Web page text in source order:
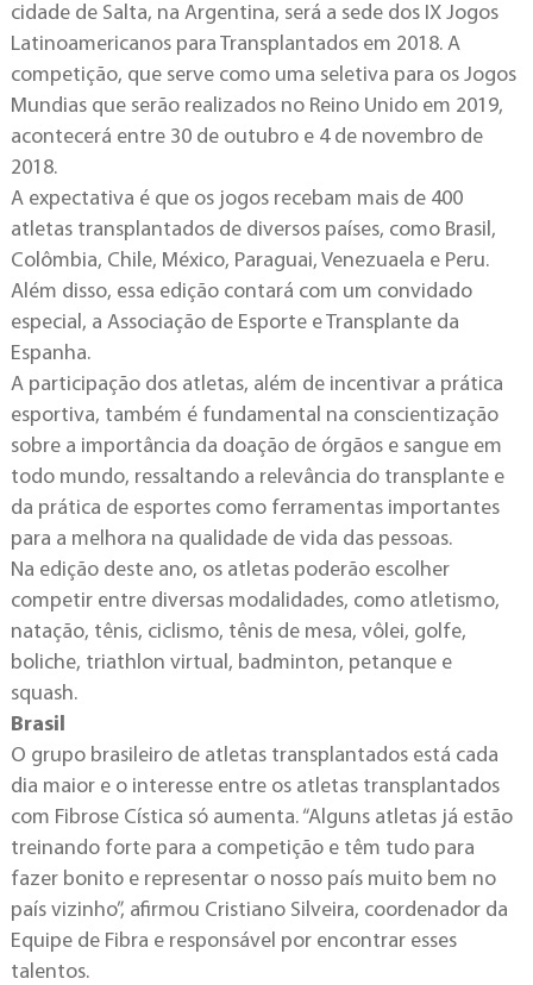
cidade de Salta, na Argentina, será a sede dos IX Jogos
Latinoamericanos para Transplantados em 2018. A
competição, que serve como uma seletiva para os Jogos
Mundias que serão realizados no Reino Unido em 2019,
acontecerá entre 30 de outubro e 4 de novembro de
2018.
A expectativa é que os jogos recebam mais de 400
atletas transplantados de diversos países, como Brasil,
Colômbia, Chile, México, Paraguai, Venezuaela e Peru.
Além disso, essa edição contará com um convidado
especial, a Associação de Esporte e Transplante da
Espanha.
A participação dos atletas, além de incentivar a prática
esportiva, também é fundamental na conscientização
sobre a importância da doação de órgãos e sangue em
todo mundo, ressaltando a relevância do transplante e
da prática de esportes como ferramentas importantes
para a melhora na qualidade de vida das pessoas.
Na edição deste ano, os atletas poderão escolher
competir entre diversas modalidades, como atletismo,
natação, tênis, ciclismo, tênis de mesa, vôlei, golfe,
boliche, triathlon virtual, badminton, petanque e
squash.
Brasil
O grupo brasileiro de atletas transplantados está cada
dia maior e o interesse entre os atletas transplantados
com Fibrose Cística só aumenta. “Alguns atletas já estão
treinando forte para a competição e têm tudo para
fazer bonito e representar o nosso país muito bem no
país vizinho”, afirmou Cristiano Silveira, coordenador da
Equipe de Fibra e responsável por encontrar esses
talentos.